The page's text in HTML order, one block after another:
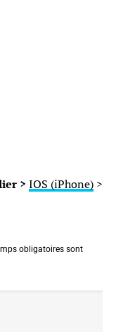
> IOS (iPhone)>
obligatoires sont